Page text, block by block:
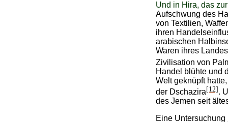
Und in Hira, das
Aufschwung des
von Textilien,
ihren
arabischen
Waren ihres
Zivilisation von
Handel blühte und
Welt geknüpft
der Dschazira[12].
des Jemen seit
Eine